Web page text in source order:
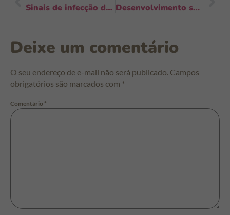
Sinais de infecção de garganta em bebês: sintomas, urgência e passos práticos Desenvolvimento social nos primeiros meses: como estimular vínculos e confiança
Deixe um comentário
O seu endereço de e-mail não será publicado. Campos
obrigatórios são marcados com *
Comentário *